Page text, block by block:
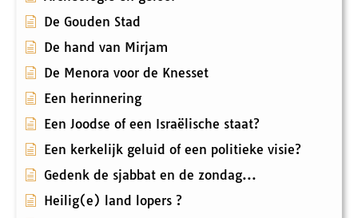
De Gouden Stad
De hand van Mirjam
De Menora voor de Knesset
Een herinnering
Een Joodse of een Israëlische staat?
Een kerkelijk geluid of een politieke visie?
Gedenk de sjabbat en de zondag...
Heilig(e) land lopers ?